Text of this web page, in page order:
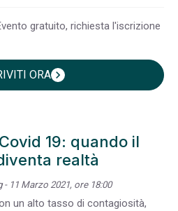
gratuito, richiesta l'iscrizione
ORAchevron_right
19: quando il
realtà
- 11 Marzo 2021, ore 18:00
un alto tasso di contagiosità,